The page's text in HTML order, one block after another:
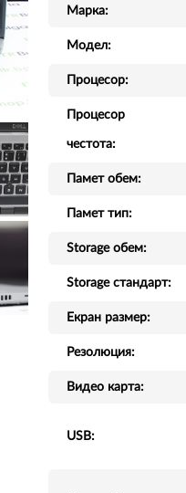
Марка:
Модел:
Процесор:
Процесор
честота:
Памет обем:
Памет тип:
Storage обем:
Storage стандарт:
Екран размер:
Резолюция:
Видео карта:
USB: